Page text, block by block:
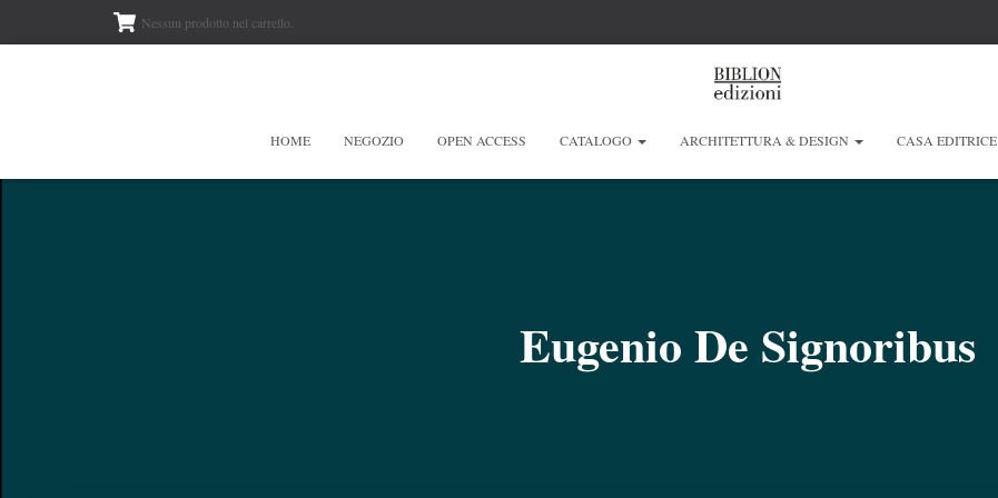
Nessun prodotto nel carrello.
HOME NEGOZIO OPEN ACCESS CATALOGO ARCHITETTURA & DESIGN CASA EDITRICE
Eugenio De Signoribus